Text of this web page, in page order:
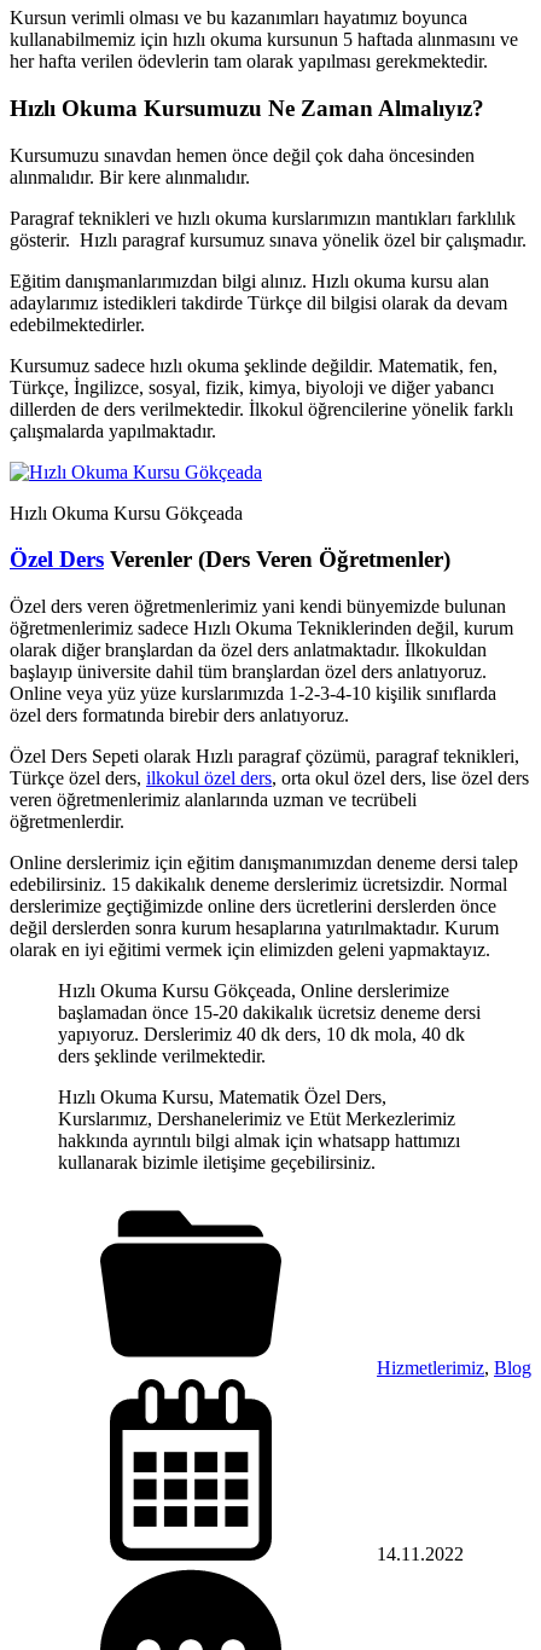
Kursun verimli olması ve bu kazanımları hayatımız boyunca
kullanabilmemiz için hızlı okuma kursunun 5 haftada alınmasını ve
her hafta verilen ödevlerin tam olarak yapılması gerekmektedir.
Hızlı Okuma Kursumuzu Ne Zaman Almalıyız?
Kursumuzu sınavdan hemen önce değil çok daha öncesinden
alınmalıdır. Bir kere alınmalıdır.
Paragraf teknikleri ve hızlı okuma kurslarımızın mantıkları farklılık
gösterir. Hızlı paragraf kursumuz sınava yönelik özel bir çalışmadır.
Eğitim danışmanlarımızdan bilgi alınız. Hızlı okuma kursu alan
adaylarımız istedikleri takdirde Türkçe dil bilgisi olarak da devam
edebilmektedirler.
Kursumuz sadece hızlı okuma şeklinde değildir. Matematik, fen,
Türkçe, İngilizce, sosyal, fizik, kimya, biyoloji ve diğer yabancı
dillerden de ders verilmektedir. İlkokul öğrencilerine yönelik farklı
çalışmalarda yapılmaktadır.
Hızlı Okuma Kursu Gökçeada
Özel Ders Verenler (Ders Veren Öğretmenler)
Özel ders veren öğretmenlerimiz yani kendi bünyemizde bulunan
öğretmenlerimiz sadece Hızlı Okuma Tekniklerinden değil, kurum
olarak diğer branşlardan da özel ders anlatmaktadır. İlkokuldan
başlayıp üniversite dahil tüm branşlardan özel ders anlatıyoruz.
Online veya yüz yüze kurslarımızda 1-2-3-4-10 kişilik sınıflarda
özel ders formatında birebir ders anlatıyoruz.
Özel Ders Sepeti olarak Hızlı paragraf çözümü, paragraf teknikleri,
Türkçe özel ders, ilkokul özel ders, orta okul özel ders, lise özel ders
veren öğretmenlerimiz alanlarında uzman ve tecrübeli
öğretmenlerdir.
Online derslerimiz için eğitim danışmanımızdan deneme dersi talep
edebilirsiniz. 15 dakikalık deneme derslerimiz ücretsizdir. Normal
derslerimize geçtiğimizde online ders ücretlerini derslerden önce
değil derslerden sonra kurum hesaplarına yatırılmaktadır. Kurum
olarak en iyi eğitimi vermek için elimizden geleni yapmaktayız.
Hızlı Okuma Kursu Gökçeada, Online derslerimize
başlamadan önce 15-20 dakikalık ücretsiz deneme dersi
yapıyoruz. Derslerimiz 40 dk ders, 10 dk mola, 40 dk
ders şeklinde verilmektedir.
Hızlı Okuma Kursu, Matematik Özel Ders,
Kurslarımız, Dershanelerimiz ve Etüt Merkezlerimiz
hakkında ayrıntılı bilgi almak için whatsapp hattımızı
kullanarak bizimle iletişime geçebilirsiniz.
Hizmetlerimiz, Blog
14.11.2022